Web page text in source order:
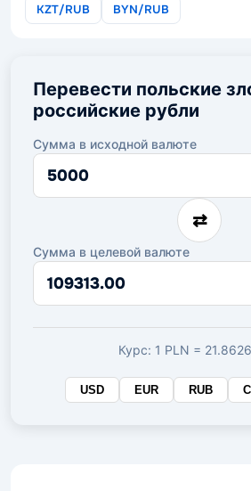
KZT/RUB
BYN/RUB
Перевести польские
российские рубли
Сумма в исходной валюте
Сумма
исходной
⇄
Сумма в целевой валюте
Сумма
целевой
валюте
Курс: 1 PLN =
USD EUR RUB